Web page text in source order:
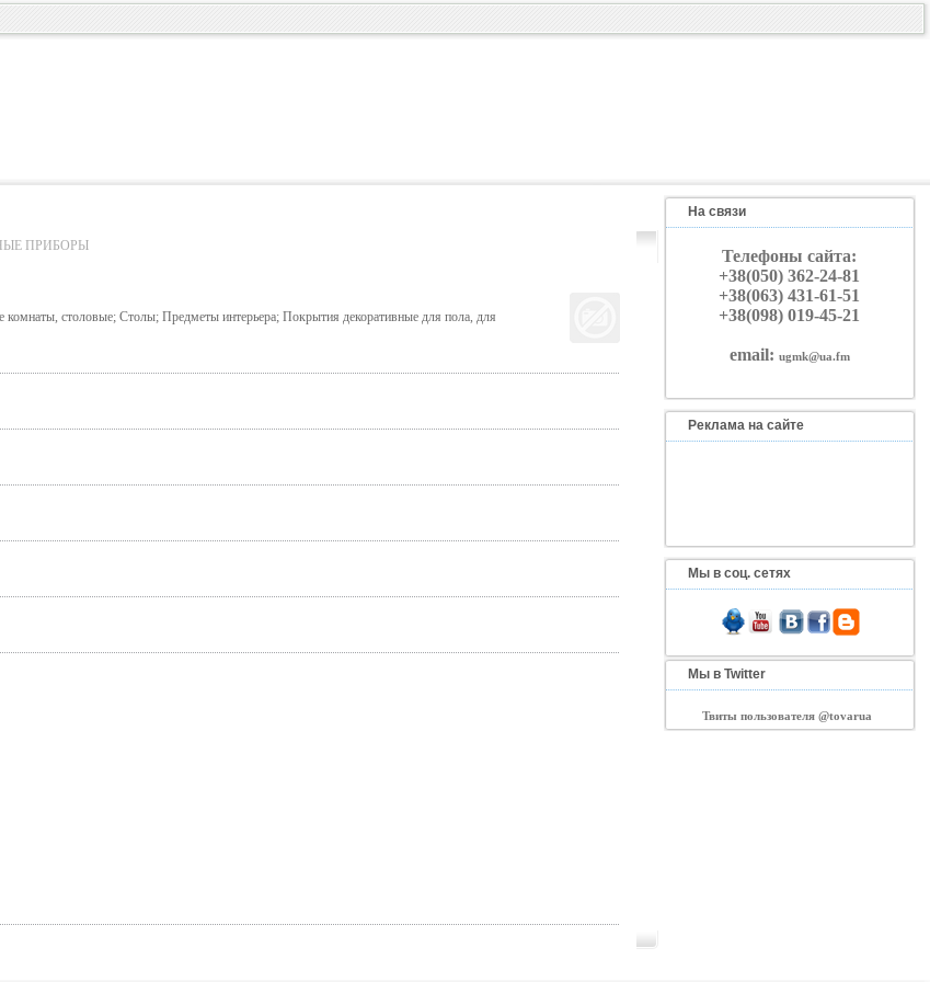
ПРИБОРЫ
столовые; Столы; Предметы интерьера; Покрытия декоративные для пола, для
На связи
Телефоны сайта:
+38(050) 362-24-81
+38(063) 431-61-51
+38(098) 019-45-21
email: ugmk@ua.fm
Реклама на сайте
Мы в соц. сетях
Мы в Twitter
Твиты пользователя @tovarua